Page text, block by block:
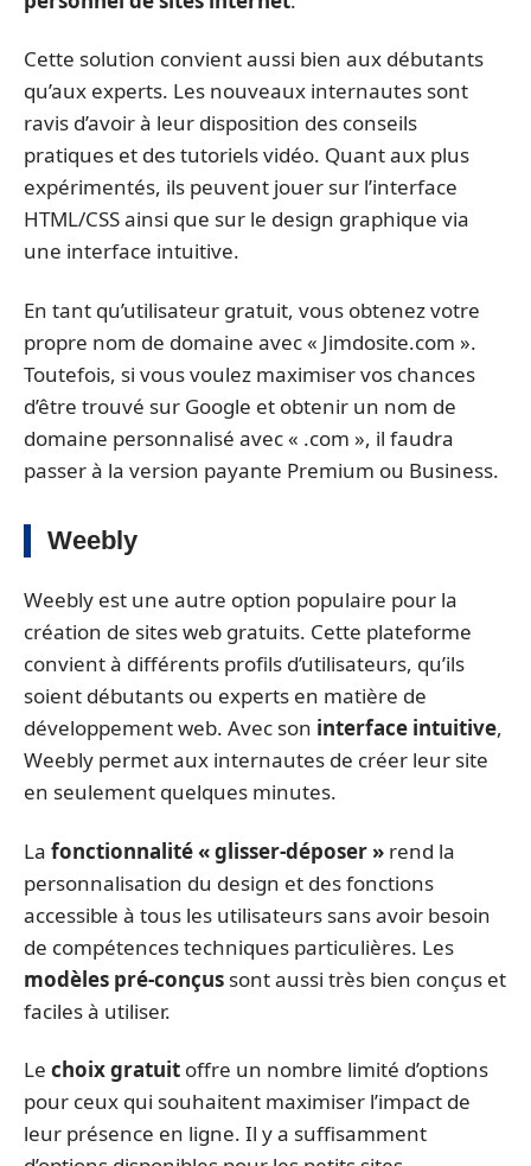
Cette solution convient aussi bien aux débutants
qu’aux experts. Les nouveaux internautes sont
ravis d’avoir à leur disposition des conseils
pratiques et des tutoriels vidéo. Quant aux plus
expérimentés, ils peuvent jouer sur l’interface
HTML/CSS ainsi que sur le design graphique via
une interface intuitive.
En tant qu’utilisateur gratuit, vous obtenez votre
propre nom de domaine avec « Jimdosite.com ».
Toutefois, si vous voulez maximiser vos chances
d’être trouvé sur Google et obtenir un nom de
domaine personnalisé avec « .com », il faudra
passer à la version payante Premium ou Business.
Weebly
Weebly est une autre option populaire pour la
création de sites web gratuits. Cette plateforme
convient à différents profils d’utilisateurs, qu’ils
soient débutants ou experts en matière de
développement web. Avec son interface intuitive,
Weebly permet aux internautes de créer leur site
en seulement quelques minutes.
La fonctionnalité « glisser-déposer » rend la
personnalisation du design et des fonctions
accessible à tous les utilisateurs sans avoir besoin
de compétences techniques particulières. Les
modèles pré-conçus sont aussi très bien conçus et
faciles à utiliser.
Le choix gratuit offre un nombre limité d’options
pour ceux qui souhaitent maximiser l’impact de
leur présence en ligne. Il y a suffisamment